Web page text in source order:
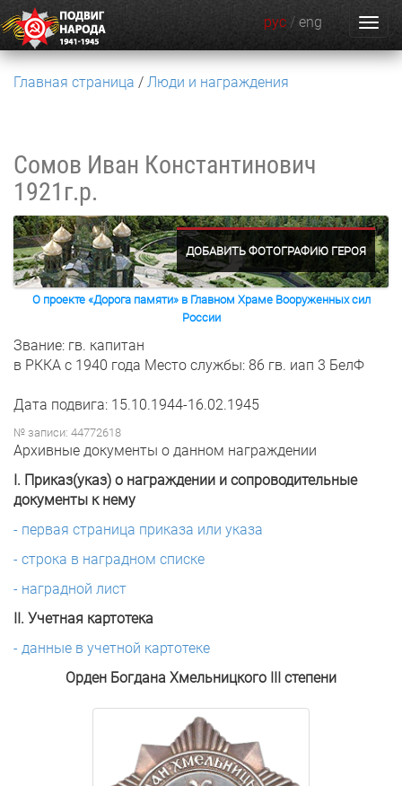
рус / eng
Главная страница Люди и награждения
Сомов Иван Константинович
1921г.р.
ДОБАВИТЬ ФОТОГРАФИЮ ГЕРОЯ
О проекте «Дорога памяти» в Главном Храме Вооруженных сил
России
Звание: гв. капитан
в РККА с 1940 года Место службы: 86 гв. иап 3 БелФ
Дата подвига: 15.10.1944-16.02.1945
№ записи: 44772618
Архивные документы о данном награждении
I. Приказ(указ) о награждении и сопроводительные
документы к нему
- первая страница приказа или указа
- строка в наградном списке
- наградной лист
II. Учетная картотека
- данные в учетной картотеке
Орден Богдана Хмельницкого III степени